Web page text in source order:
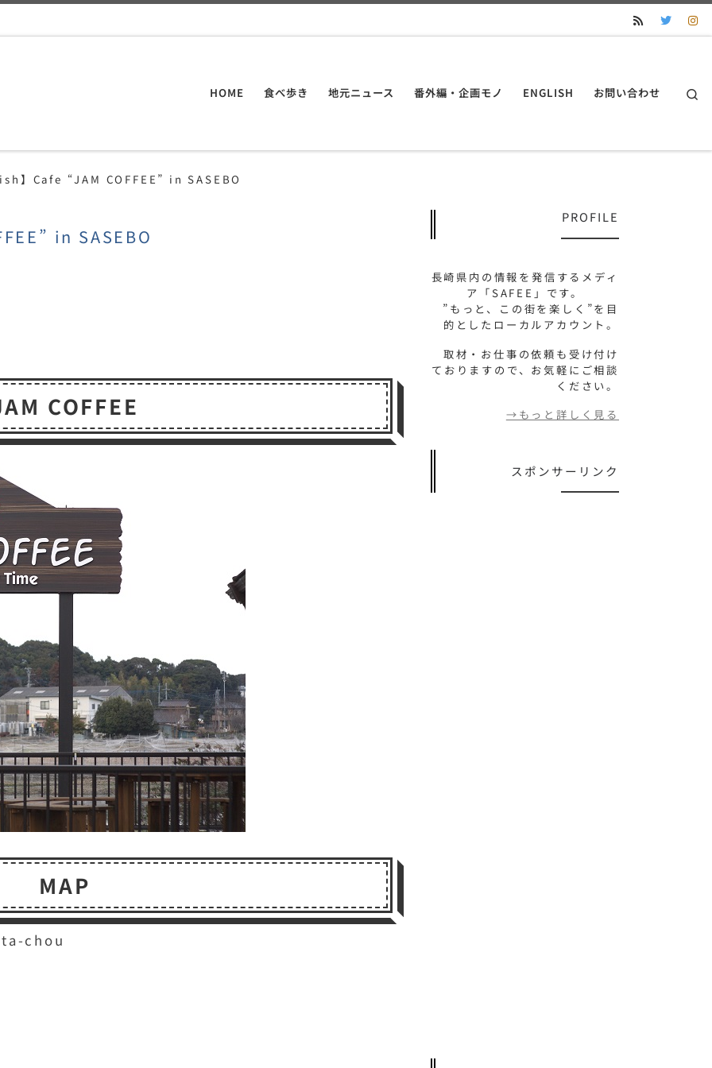
HOME 食べ歩き 地元ニュース 番外編・企画モノ ENGLISH お問い合わせ
】Cafe “JAM COFFEE” in SASEBO
in SASEBO
COFFEE
MAP
chou
PROFILE
長崎県内の情報を発信するメディ
ア「SAFEE」です。
”もっと、この街を楽しく”を目
的としたローカルアカウント。
取材・お仕事の依頼も受け付け
ておりますので、お気軽にご相談
ください。
→もっと詳しく見る
スポンサーリンク